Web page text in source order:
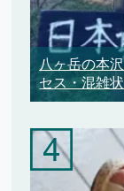
八ヶ岳の本
セス・混雑